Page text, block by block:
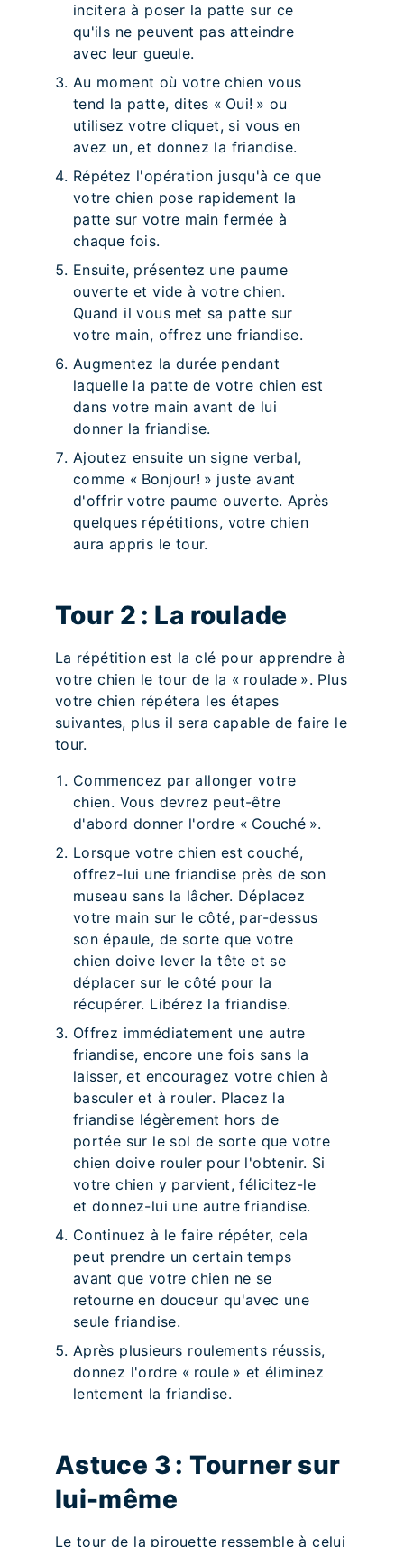
incitera à poser la patte sur ce
qu'ils ne peuvent pas atteindre
avec leur gueule.
Au moment où votre chien vous
tend la patte, dites « Oui! » ou
utilisez votre cliquet, si vous en
avez un, et donnez la friandise.
Répétez l'opération jusqu'à ce que
votre chien pose rapidement la
patte sur votre main fermée à
chaque fois.
Ensuite, présentez une paume
ouverte et vide à votre chien.
Quand il vous met sa patte sur
votre main, offrez une friandise.
Augmentez la durée pendant
laquelle la patte de votre chien est
dans votre main avant de lui
donner la friandise.
Ajoutez ensuite un signe verbal,
comme « Bonjour! » juste avant
d'offrir votre paume ouverte. Après
quelques répétitions, votre chien
aura appris le tour.
Tour 2 : La roulade
La répétition est la clé pour apprendre à
votre chien le tour de la « roulade ». Plus
votre chien répétera les étapes
suivantes, plus il sera capable de faire le
tour.
Commencez par allonger votre
chien. Vous devrez peut-être
d'abord donner l'ordre « Couché ».
Lorsque votre chien est couché,
offrez-lui une friandise près de son
museau sans la lâcher. Déplacez
votre main sur le côté, par-dessus
son épaule, de sorte que votre
chien doive lever la tête et se
déplacer sur le côté pour la
récupérer. Libérez la friandise.
Offrez immédiatement une autre
friandise, encore une fois sans la
laisser, et encouragez votre chien à
basculer et à rouler. Placez la
friandise légèrement hors de
portée sur le sol de sorte que votre
chien doive rouler pour l'obtenir. Si
votre chien y parvient, félicitez-le
et donnez-lui une autre friandise.
Continuez à le faire répéter, cela
peut prendre un certain temps
avant que votre chien ne se
retourne en douceur qu'avec une
seule friandise.
Après plusieurs roulements réussis,
donnez l'ordre « roule » et éliminez
lentement la friandise.
Astuce 3 : Tourner sur
lui-même
Le tour de la pirouette ressemble à celui